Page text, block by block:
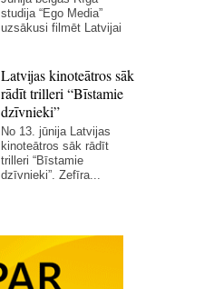
studija “Ego Media”
uzsākusi filmēt Latvijai
Latvijas kinoteātros sāk
rādīt trilleri “Bīstamie
dzīvnieki”
No 13. jūnija Latvijas
kinoteātros sāk rādīt
trilleri “Bīstamie
dzīvnieki”. Zefīra...